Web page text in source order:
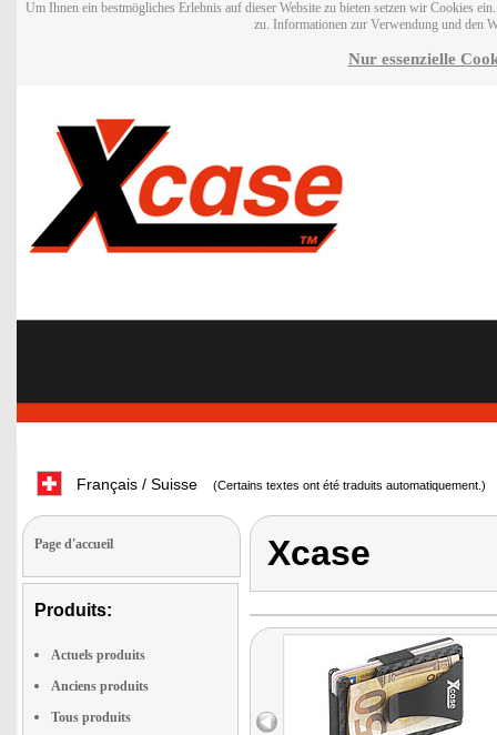
Um Ihnen ein bestmögliches Erlebnis auf dieser Website zu bieten setzen wir Cookies
zu. Informationen zur Verwendung und den
Nur essenzielle
Français / Suisse (Certains textes ont été traduits automatiquement.)
Page d'accueil
Produits:
Actuels produits
Anciens produits
Tous produits
Xcase